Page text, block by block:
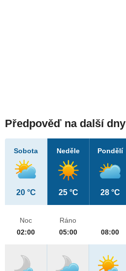
Předpověď na další dny
Sobota
20 °C
Neděle
25 °C
Pondělí
28 °C
Noc
02:00
Ráno
05:00
08:00